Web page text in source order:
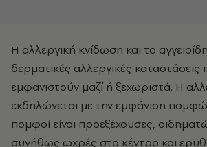
Η αλλεργική κνίδωση και το
δερματικές αλλεργικές καταστάσεις
εμφανιστούν μαζί ή ξεχωριστά. Η
εκδηλώνεται με την εμφάνιση
πομφοί είναι προεξέχουσες,
συνήθως ωχρές στο κέντρο και